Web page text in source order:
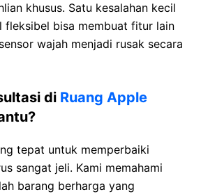
khusus. Satu kesalahan kecil
fleksibel bisa membuat fitur lain
wajah menjadi rusak secara
di Ruang Apple
tepat untuk memperbaiki
sangat jeli. Kami memahami
barang berharga yang